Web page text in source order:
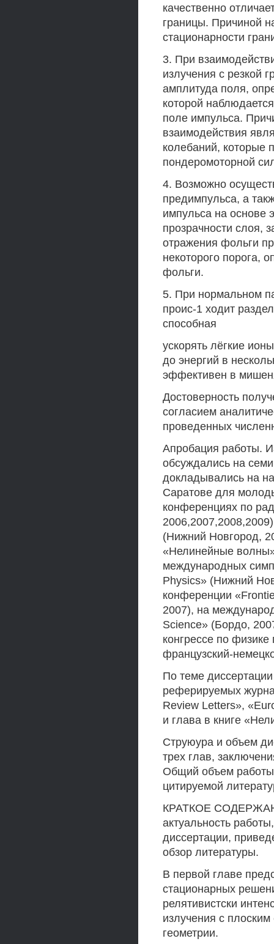
качественно
границы. Причиной
стационарности
3. При
излучения с резкой
амплитуда поля,
которой
поле импульса.
взаимодействия
колебаний, которые
пондеромоторной
4. Возможно
предимпульса, а
импульса на основе
прозрачности слоя,
отражения фольги
некоторого порога,
фольги.
5. При нормальном
проис-1 ходит
способная
ускорять лёгкие
до энергий в
эффективен в
Достоверность
согласием
проведенных
Апробация работы.
обсуждались на
докладывались на
Саратове для
конференциях по
(Нижний Новгород,
«Нелинейные
международных
Physics» (Нижний
конференции
2007), на
Science» (Бордо,
конгрессе по
французский-
По теме
реферируемых
Review Letters»,
и глава в книге
Струюура и объем
трех глав,
Общий объем работы
цитируемой
КРАТКОЕ
актуальность
диссертации,
обзор литературы.
В первой главе
стационарных
релятивистски
излучения с
геометрии.